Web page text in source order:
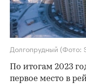
Долгопрудный (Фото:
По итогам 2023
первое место в